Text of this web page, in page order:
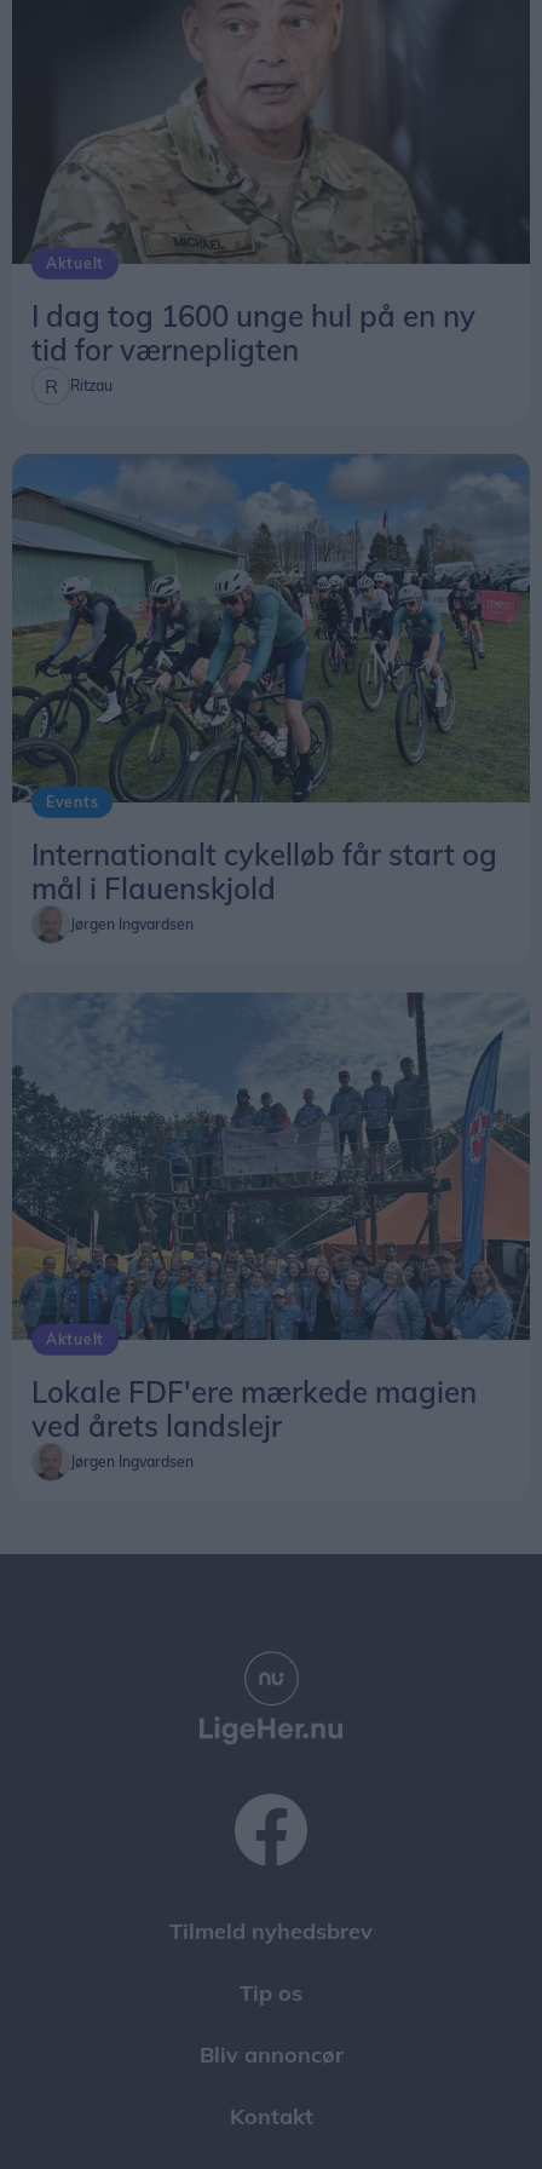
Aktuelt
I dag tog 1600 unge hul på en ny
tid for værnepligten
Ritzau
Events
Internationalt cykelløb får start og
mål i Flauenskjold
Jørgen Ingvardsen
Aktuelt
Lokale FDF'ere mærkede magien
ved årets landslejr
Jørgen Ingvardsen
Tilmeld nyhedsbrev
Tip os
Bliv annoncør
Kontakt